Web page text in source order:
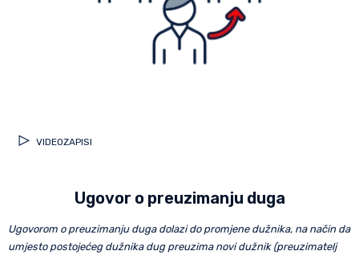
VIDEOZAPISI
Ugovor o preuzimanju duga
Ugovorom o preuzimanju duga dolazi do promjene dužnika, na način da
umjesto postojećeg dužnika dug preuzima novi dužnik (preuzimatelj